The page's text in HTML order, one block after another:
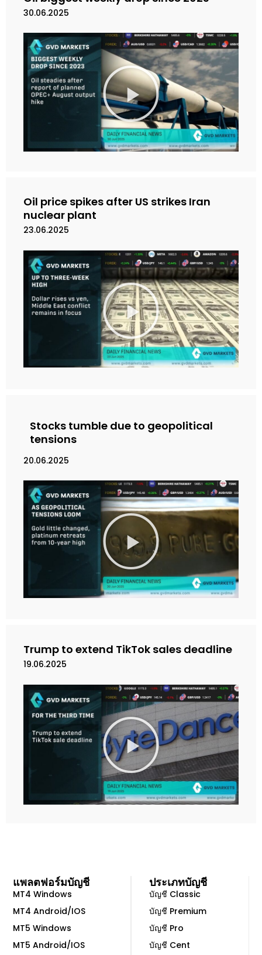
30.06.2025
M
a
n
k
a
n
e
Oil price spikes after US strikes Iran
nuclear plant
23.06.2025
M
a
i
n
k
a
n
o
Stocks tumble due to geopolitical
tensions
20.06.2025
M
a
n
e
Trump to extend TikTok sales deadline
19.06.2025
M
a
i
k
a
n
ประเภทบัญชี
บัญชี Classic
บัญชี Premium
บัญชี Pro
บัญชี Cent
แพลตฟอร์มบัญชี
MT4 Windows
MT4 Android/IOS
MT5 Windows
MT5 Android/IOS